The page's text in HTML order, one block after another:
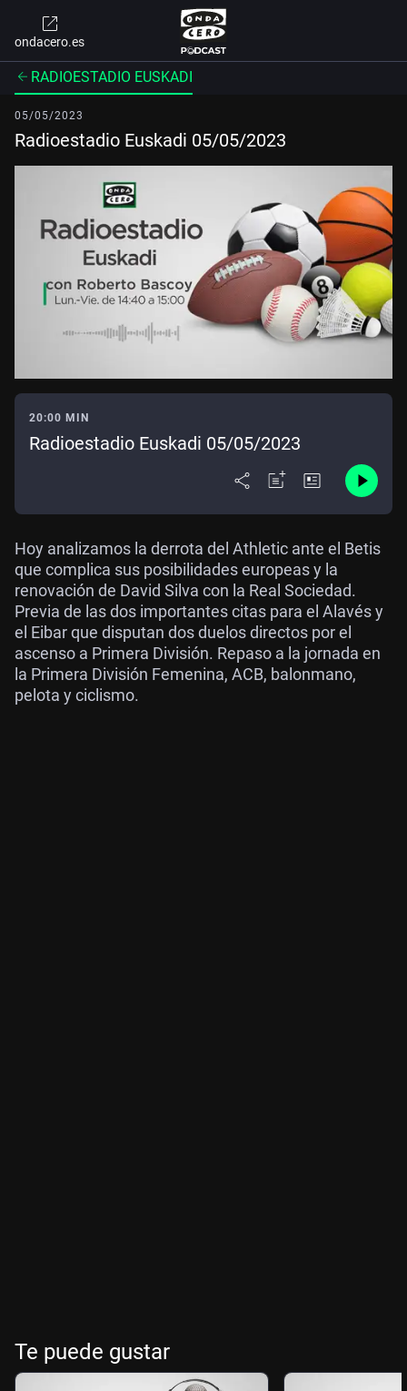
ondacero.es
RADIOESTADIO EUSKADI
05/05/2023
Radioestadio Euskadi 05/05/2023
20:00 MIN
Radioestadio Euskadi 05/05/2023
Hoy analizamos la derrota del Athletic ante el Betis
que complica sus posibilidades europeas y la
renovación de David Silva con la Real Sociedad.
Previa de las dos importantes citas para el Alavés y
el Eibar que disputan dos duelos directos por el
ascenso a Primera División. Repaso a la jornada en
la Primera División Femenina, ACB, balonmano,
pelota y ciclismo.
Te puede gustar